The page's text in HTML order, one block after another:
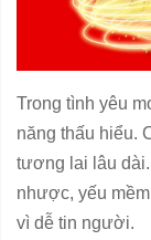
Trong tình yêu
năng thấu hiểu.
tương lai lâu
nhược, yếu
vì dễ tin người.